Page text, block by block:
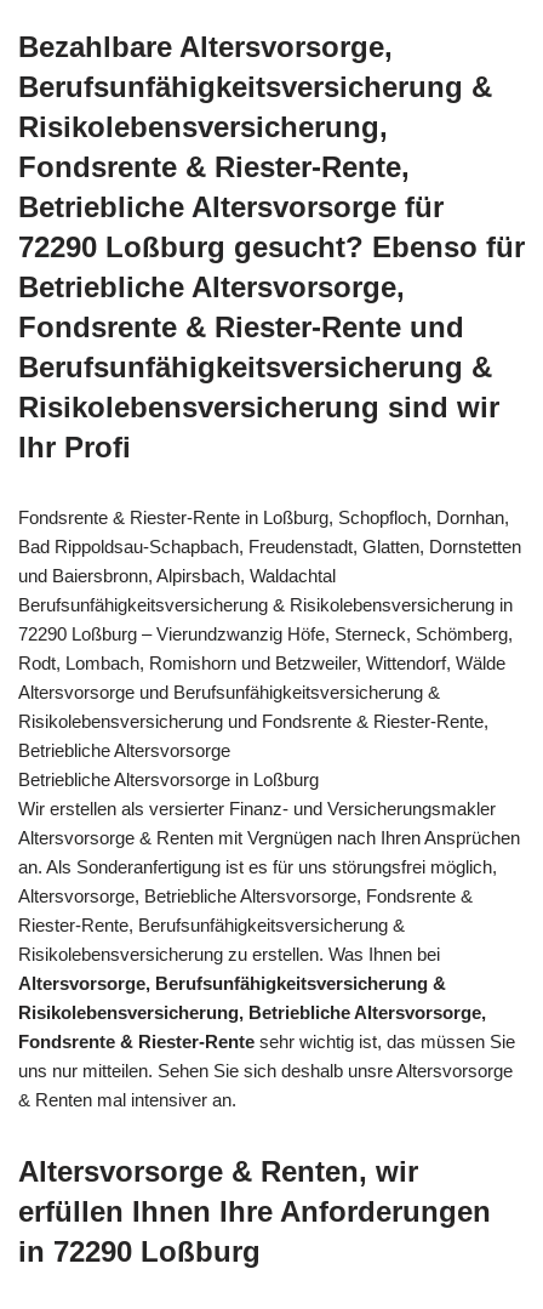
Bezahlbare Altersvorsorge,
Berufsunfähigkeitsversicherung &
Risikolebensversicherung,
Fondsrente & Riester-Rente,
Betriebliche Altersvorsorge für
72290 Loßburg gesucht? Ebenso für
Betriebliche Altersvorsorge,
Fondsrente & Riester-Rente und
Berufsunfähigkeitsversicherung &
Risikolebensversicherung sind wir
Ihr Profi
Fondsrente & Riester-Rente in Loßburg, Schopfloch, Dornhan,
Bad Rippoldsau-Schapbach, Freudenstadt, Glatten, Dornstetten
und Baiersbronn, Alpirsbach, Waldachtal
Berufsunfähigkeitsversicherung & Risikolebensversicherung in
72290 Loßburg – Vierundzwanzig Höfe, Sterneck, Schömberg,
Rodt, Lombach, Romishorn und Betzweiler, Wittendorf, Wälde
Altersvorsorge und Berufsunfähigkeitsversicherung &
Risikolebensversicherung und Fondsrente & Riester-Rente,
Betriebliche Altersvorsorge
Betriebliche Altersvorsorge in Loßburg
Wir erstellen als versierter Finanz- und Versicherungsmakler
Altersvorsorge & Renten mit Vergnügen nach Ihren Ansprüchen
an. Als Sonderanfertigung ist es für uns störungsfrei möglich,
Altersvorsorge, Betriebliche Altersvorsorge, Fondsrente &
Riester-Rente, Berufsunfähigkeitsversicherung &
Risikolebensversicherung zu erstellen. Was Ihnen bei
Altersvorsorge, Berufsunfähigkeitsversicherung &
Risikolebensversicherung, Betriebliche Altersvorsorge,
Fondsrente & Riester-Rente sehr wichtig ist, das müssen Sie
uns nur mitteilen. Sehen Sie sich deshalb unsre Altersvorsorge
& Renten mal intensiver an.
Altersvorsorge & Renten, wir
erfüllen Ihnen Ihre Anforderungen
in 72290 Loßburg